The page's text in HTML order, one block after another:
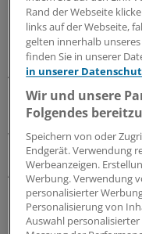
Tod billigend in
Ein Patient habe
werden müssen,
kritischen Zustand
Angeschuldigte
billigend in Kauf
bewusst gewesen
Patienten
Rand der Webseite
links auf der Webseite,
gelten innerhalb
finden Sie in unserer
in unserer
Wir und unsere
Folgendes
Speichern von oder
Endgerät. Verwendung
Werbeanzeigen.
Werbung. Verwendung
personalisierter
Personalisierung von
Auswahl